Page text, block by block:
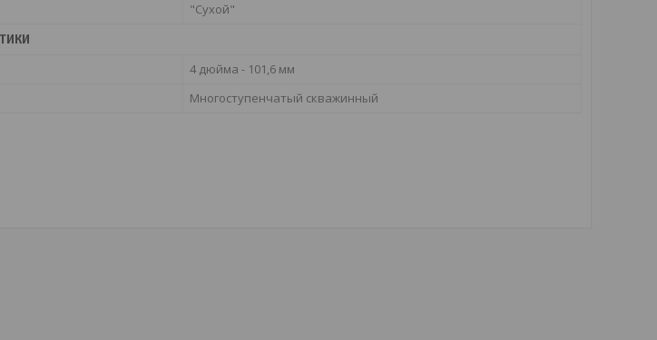
"Сухой"
4 дюйма - 101,6 мм
Многоступенчатый скважинный